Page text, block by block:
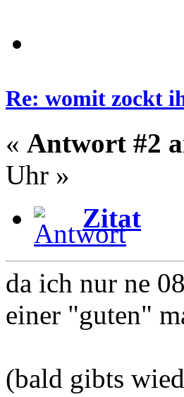
Re: womit zockt
« Antwort #2
Uhr »
Zitat
da ich nur ne
einer "guten"
(bald gibts